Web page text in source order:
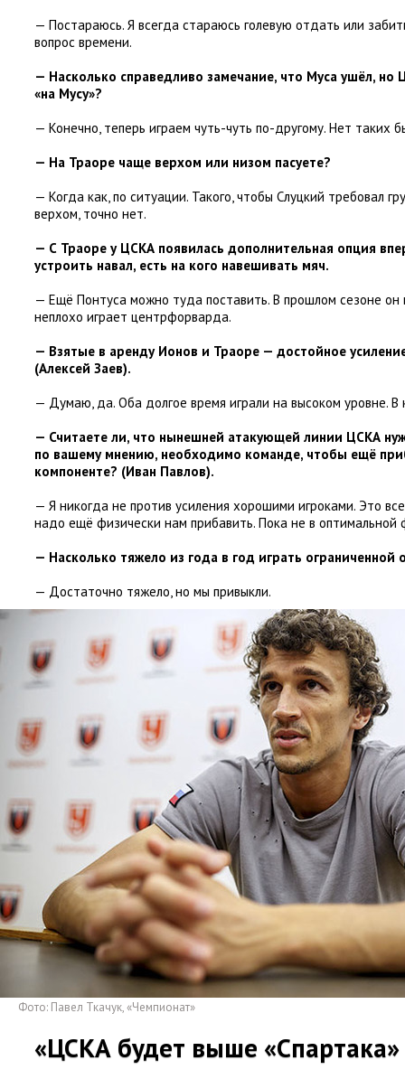
— Постараюсь. Я всегда стараюсь голевую отдать или
вопрос времени.
— Насколько справедливо замечание, что Муса ушёл, но
«на Мусу»?
— Конечно, теперь играем чуть-чуть по-другому. Нет таких
— На Траоре чаще верхом или низом пасуете?
— Когда как, по ситуации. Такого, чтобы Слуцкий требовал
верхом, точно нет.
— С Траоре у ЦСКА появилась дополнительная опция
устроить навал, есть на кого навешивать мяч.
— Ещё Понтуса можно туда поставить. В прошлом сезоне он
неплохо играет центрфорварда.
— Взятые в аренду Ионов и Траоре — достойное
(Алексей Заев).
— Думаю, да. Оба долгое время играли на высоком уровне. В
— Считаете ли, что нынешней атакующей линии ЦСКА
по вашему мнению, необходимо команде, чтобы ещё
компоненте? (Иван Павлов).
— Я никогда не против усиления хорошими игроками. Это
надо ещё физически нам прибавить. Пока не в
— Насколько тяжело из года в год играть ограниченной
— Достаточно тяжело, но мы привыкли.
Фото: Павел Ткачук,«Чемпионат»
«ЦСКА будет выше «Спартака»